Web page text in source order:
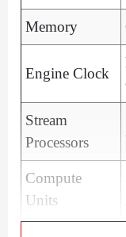
Memory
Engine Clock
Stream
Processors
Compute
Units